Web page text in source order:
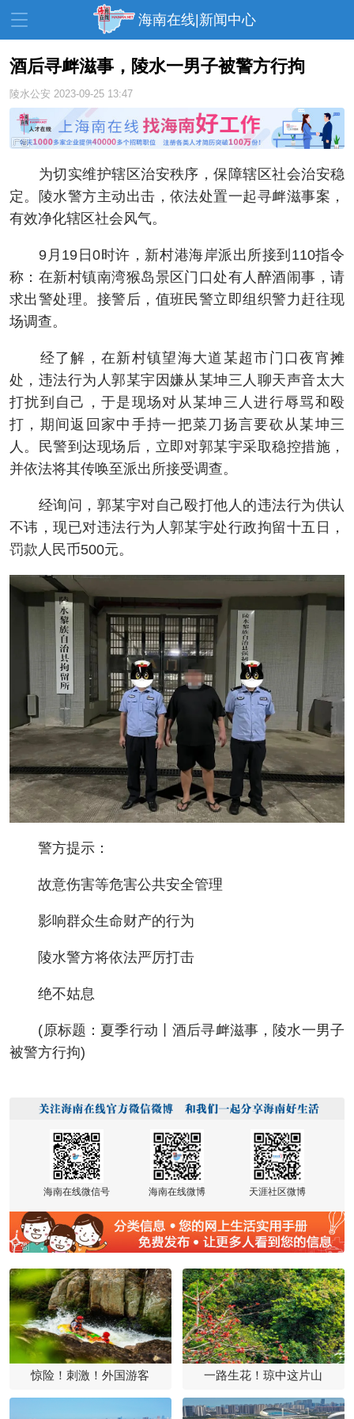
海南在线|新闻中心
资讯中心 热点
文体 消费 财经
家装 交通 美食
生活 演出
展会 走读海南 周末去哪儿
人才在线 天涯企服
酒后寻衅滋事，陵水一男子被警方行拘
陵水公安 2023-09-25 13:47
为切实维护辖区治安秩序，保障辖区社会治安稳
定。陵水警方主动出击，依法处置一起寻衅滋事案，
有效净化辖区社会风气。
9月19日0时许，新村港海岸派出所接到110指令
称：在新村镇南湾猴岛景区门口处有人醉酒闹事，请
求出警处理。接警后，值班民警立即组织警力赶往现
场调查。
经了解，在新村镇望海大道某超市门口夜宵摊
处，违法行为人郭某宇因嫌从某坤三人聊天声音太大
打扰到自己，于是现场对从某坤三人进行辱骂和殴
打，期间返回家中手持一把菜刀扬言要砍从某坤三
人。民警到达现场后，立即对郭某宇采取稳控措施，
并依法将其传唤至派出所接受调查。
经询问，郭某宇对自己殴打他人的违法行为供认
不讳，现已对违法行为人郭某宇处行政拘留十五日，
罚款人民币500元。
警方提示：
故意伤害等危害公共安全管理
影响群众生命财产的行为
陵水警方将依法严厉打击
绝不姑息
(原标题：夏季行动丨酒后寻衅滋事，陵水一男子
被警方行拘)
海南在线微信号 海南在线微博 天涯社区微博
惊险！刺激！外国游客 一路生花！琼中这片山